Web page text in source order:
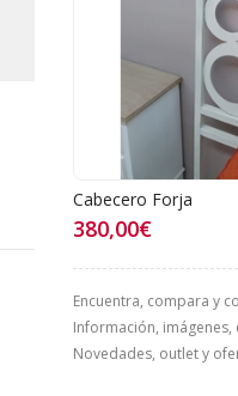
Encuentra, compara y
Información,
Novedades, outlet y
Cabecero Forja
380,00€